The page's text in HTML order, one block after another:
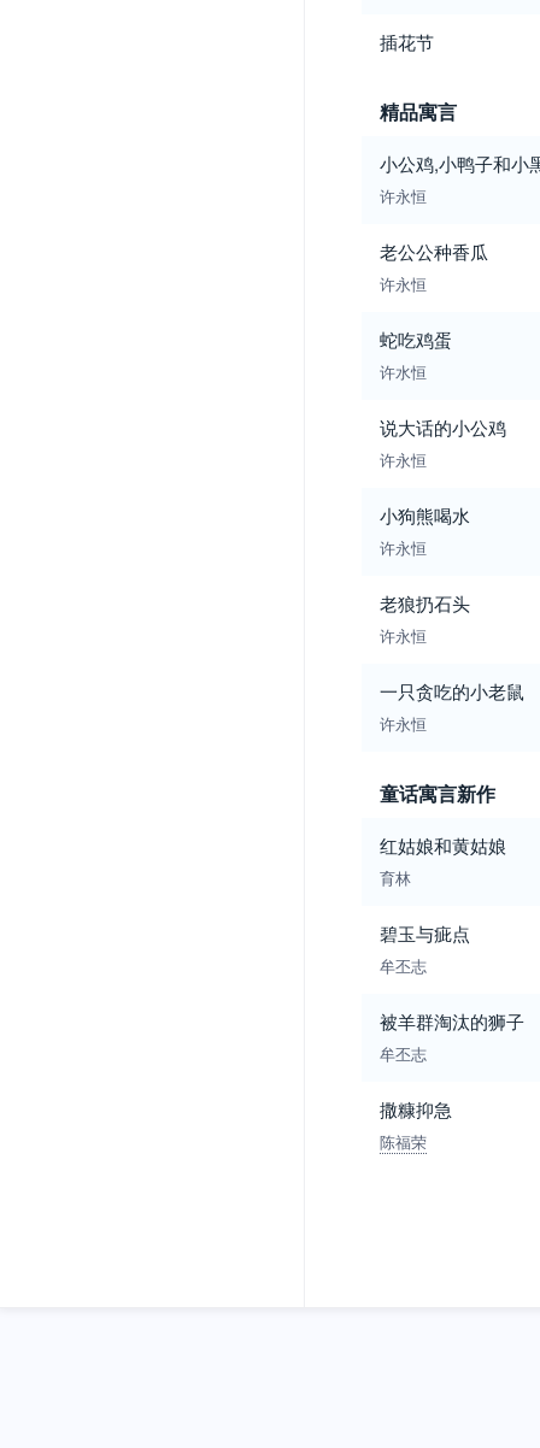
插花节
精品寓言
小公鸡,小鸭子和小
许永恒
老公公种香瓜
许永恒
蛇吃鸡蛋
许水恒
说大话的小公鸡
许永恒
小狗熊喝水
许永恒
老狼扔石头
许永恒
一只贪吃的小老鼠
许永恒
童话寓言新作
红姑娘和黄姑娘
育林
碧玉与疵点
牟丕志
被羊群淘汰的狮子
牟丕志
撒糠抑急
陈福荣